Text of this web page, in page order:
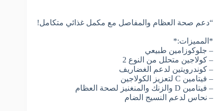
“دعم صحة العظام والمفاصل مع مكمل غذائي متكامل!
*المميزات:*
– جلوكوزامين طبيعي
– كولاجين متحلل من النوع 2
– كوندرويتين لدعم الغضاريف
– فيتامين C لتعزيز الكولاجين
– فيتامين D والزنك والمنغنيز لصحة العظام
– نحاس لدعم النسيج الضام